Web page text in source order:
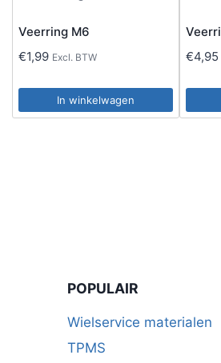
Veerring M6
€1,99 Excl. BTW
In winkelwagen
€4,95
POPULAIR
Wielservice materialen
TPMS